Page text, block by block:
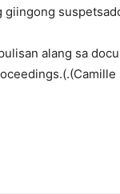
giingong
alang sa